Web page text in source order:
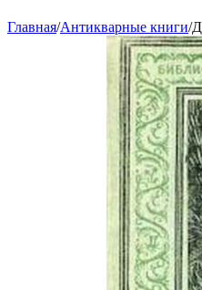
Главная/Антикварные книги/